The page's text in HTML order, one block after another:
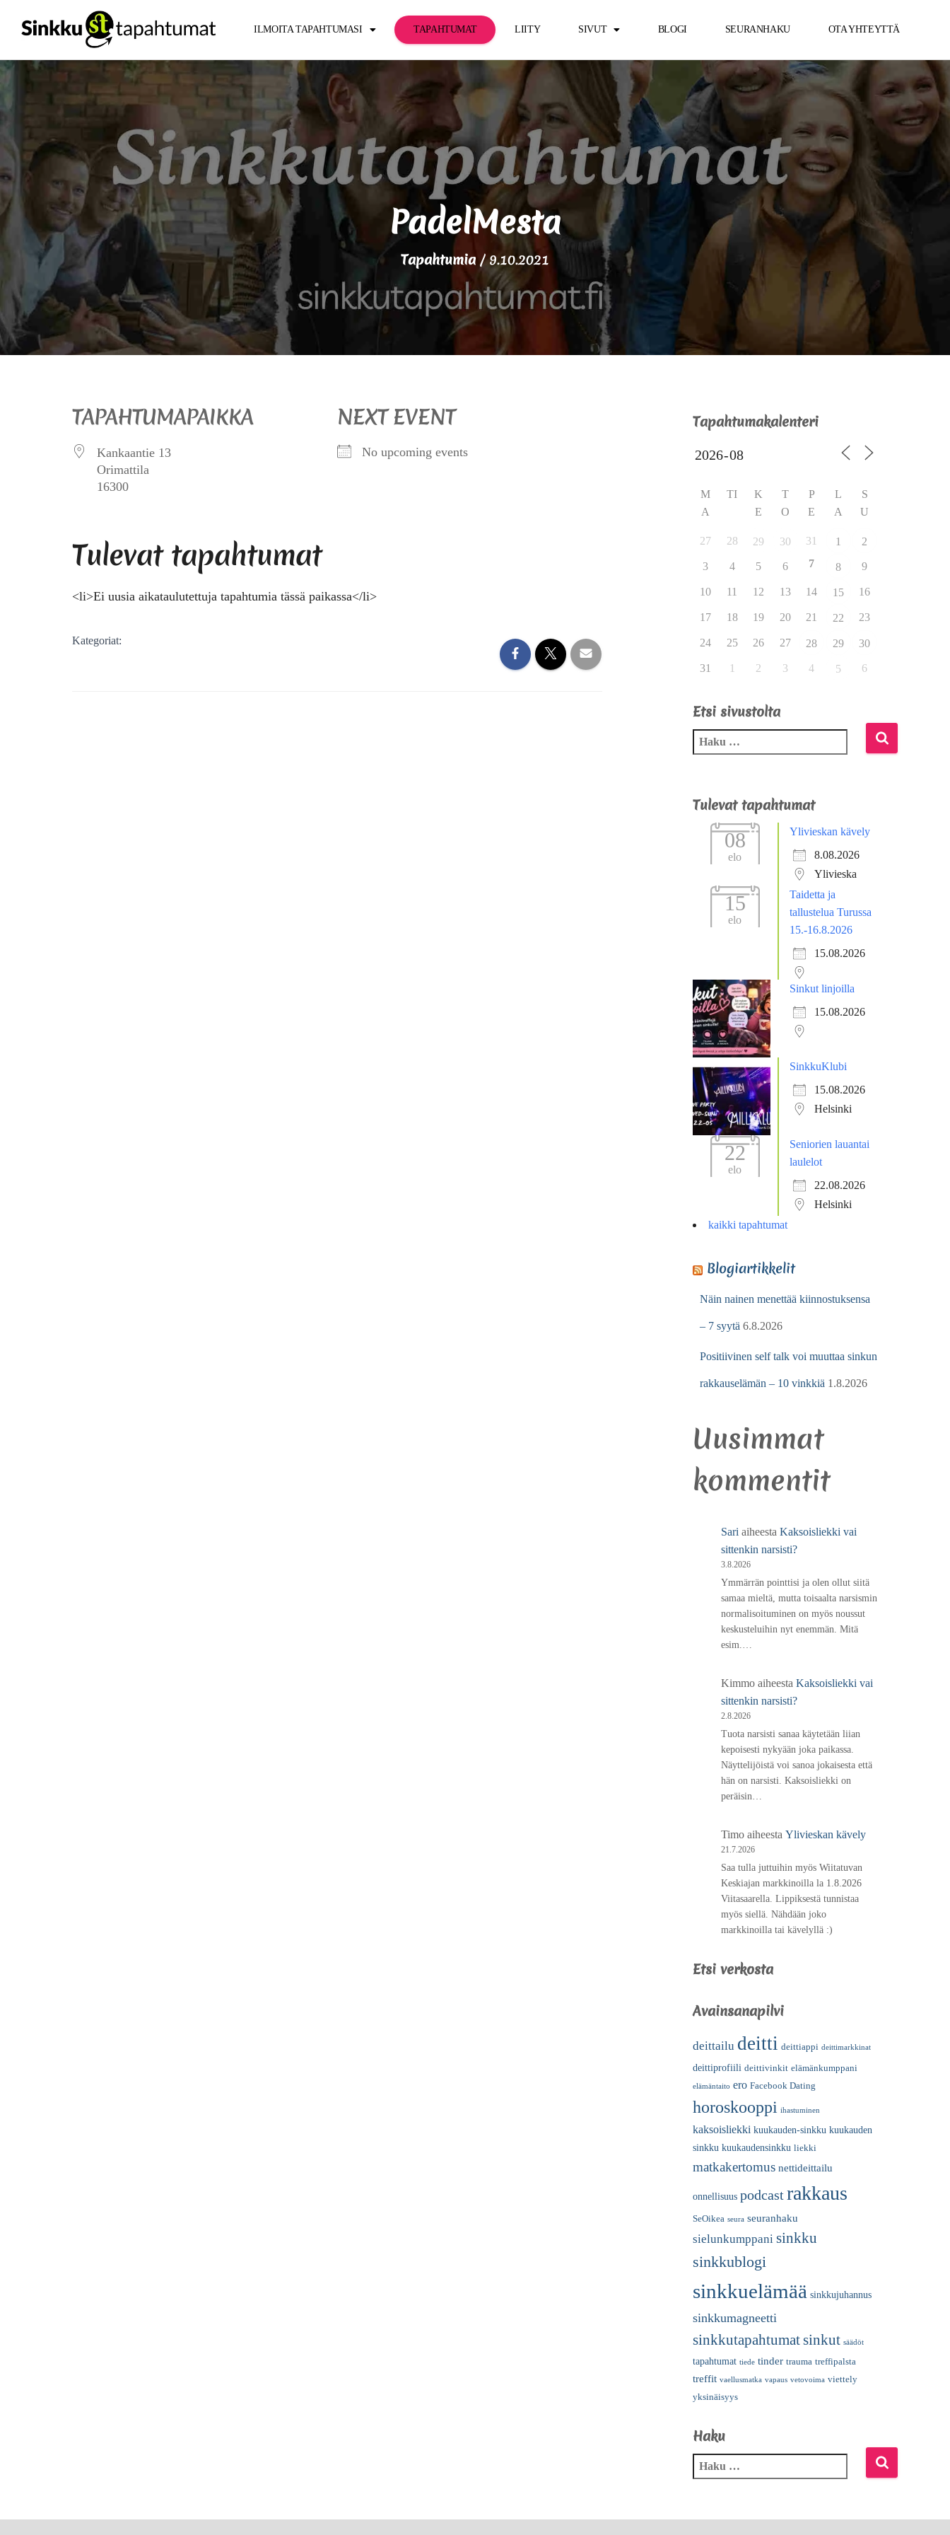
ILMOITA TAPAHTUMASI TAPAHTUMAT LIITY SIVUT BLOGI SEURANHAKU OTA YHTEYTTÄ
PadelMesta
Tapahtumia /9.10.2021
TAPAHTUMAPAIKKA
Kankaantie 13
Orimattila
16300
NEXT EVENT
No upcoming events
Tulevat tapahtumat
<li>Ei uusia aikataulutettuja tapahtumia tässä paikassa</li>
Kategoriat:
Tapahtumakalenteri
M
A
TI
K
E
T
O
P
E
L
A
S
U
27 28 29 30 31 1 2
3 4 5 6 7 8 9
10 11 12 13 14 15 16
17 18 19 20 21 22 23
24 25 26 27 28 29 30
31 1 2 3 4 5 6
Etsi sivustolta
Tulevat tapahtumat
08
elo
Ylivieskan kävely
8.08.2026
Ylivieska
15
elo
Taidetta ja
tallustelua Turussa
15.-16.8.2026
15.08.2026
Sinkut linjoilla
15.08.2026
SinkkuKlubi
15.08.2026
Helsinki
22
elo
Seniorien lauantai
laulelot
22.08.2026
Helsinki
kaikki tapahtumat
Blogiartikkelit
Näin nainen menettää kiinnostuksensa
– 7 syytä 6.8.2026
Positiivinen self talk voi muuttaa sinkun
rakkauselämän – 10 vinkkiä 1.8.2026
Uusimmat
kommentit
Sari aiheesta Kaksoisliekki vai
sittenkin narsisti?
3.8.2026
Ymmärrän pointtisi ja olen ollut siitä
samaa mieltä, mutta toisaalta narsismin
normalisoituminen on myös noussut
keskusteluihin nyt enemmän. Mitä
esim.…
Kimmoaiheesta Kaksoisliekki vai
sittenkin narsisti?
2.8.2026
Tuota narsisti sanaa käytetään liian
kepoisesti nykyään joka paikassa.
Näyttelijöistä voi sanoa jokaisesta että
hän on narsisti. Kaksoisliekki on
peräisin…
Timoaiheesta Ylivieskan kävely
21.7.2026
Saa tulla juttuihin myös Wiitatuvan
Keskiajan markkinoilla la 1.8.2026
Viitasaarella. Lippiksestä tunnistaa
myös siellä. Nähdään joko
markkinoilla tai kävelyllä :)
Etsi verkosta
Avainsanapilvi
deittailu deitti deittiappi deittimarkkinat
deittiprofiili deittivinkit elämänkumppani
elämäntaito ero Facebook Dating
horoskooppi ihastuminen
kaksoisliekki kuukauden-sinkku kuukauden
sinkku kuukaudensinkku liekki
matkakertomus nettideittailu
onnellisuus podcast rakkaus
SeOikea seura seuranhaku
sielunkumppani sinkku
sinkkublogi
sinkkuelämää sinkkujuhannus
sinkkumagneetti
sinkkutapahtumat sinkut säädöt
tapahtumat tiede tinder trauma treffipalsta
treffit vaellusmatka vapaus vetovoima viettely
yksinäisyys
Haku